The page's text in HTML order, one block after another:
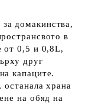
домакинства,
в
от 0,5 и 0,8L,
друг
капаците.
останала храна
на обяд на